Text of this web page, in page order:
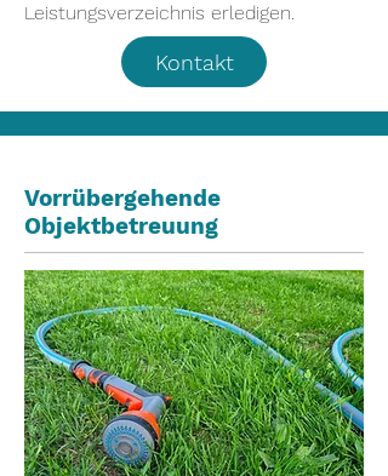
Leistungsverzeichnis erledigen.
Kontakt
Vorrübergehende
Objektbetreuung